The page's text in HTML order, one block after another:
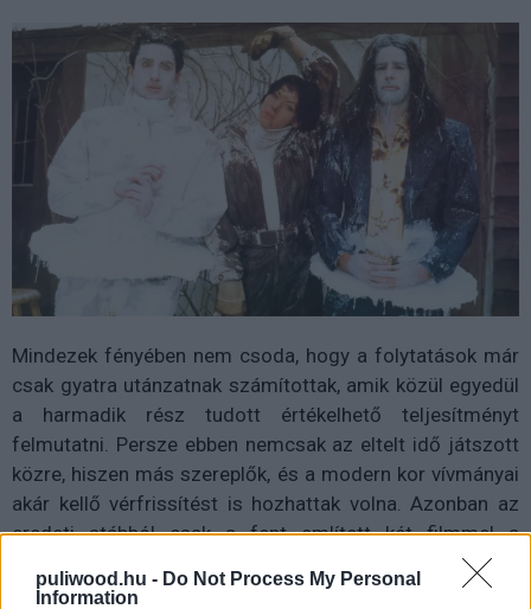
puliwood.hu - Do Not Process My Personal
Information
Mindezek fényében nem csoda, hogy a folytatások már
csak gyatra utánzatnak számítottak, amik közül egyedül
a harmadik rész tudott értékelhető teljesítményt
felmutatni. Persze ebben nemcsak az eltelt idő játszott
közre, hiszen más szereplők, és a modern kor vívmányai
akár kellő vérfrissítést is hozhattak volna. Azonban az
eredeti stábból csak a fent említett két filmmel a
karrierje csúcsát elérő Hughes maradt, a manapság
Hupikék törpikékkel és Beverly Hills-i csivavákkal a nézők